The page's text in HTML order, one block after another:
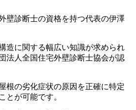
壁診断士の資格を持つ代表の伊澤
造に関する幅広い知識が求められ
法人全国住宅外壁診断士協会が認
根の劣化症状の原因を正確に特定
とが可能です。